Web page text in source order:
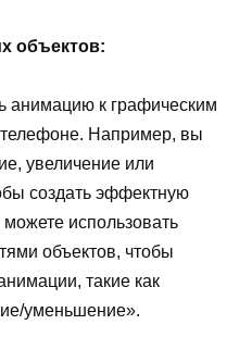
объектов:
анимацию к графическим
Например, вы
увеличение или
создать эффектную
использовать
объектов, чтобы
такие как
уменьшение».